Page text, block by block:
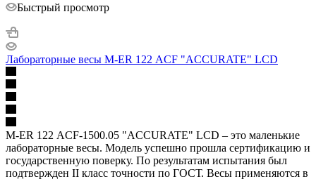
Быстрый просмотр
Лабораторные весы M-ER 122 АCF "ACCURATE" LCD
M-ER 122 АCF-1500.05 "ACCURATE" LСD – это маленькие
лабораторные весы. Модель успешно прошла сертификацию и
государственную поверку. По результатам испытания был
подтвержден II класс точности по ГОСТ. Весы применяются в